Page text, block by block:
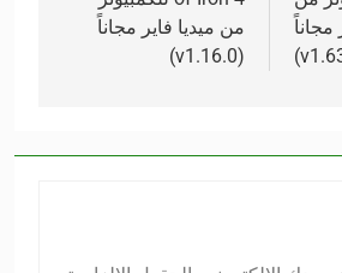
مجاناً
من ميديا فاير مجاناً
(v1.16.0)